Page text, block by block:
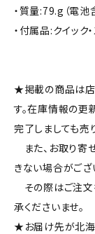
・質量:79.g（電池
・付属品:クイック
★掲載の商品は店
す。在庫情報の更
完了しましても売
また、お取り寄
きない場合がござ
その際はご注文
承くださいませ。
★お届け先が北海